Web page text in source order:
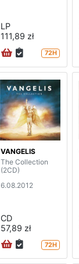
LP
111,89 zł
72H
VANGELIS
The Collection
(2CD)
6.08.2012
CD
57,89 zł
72H